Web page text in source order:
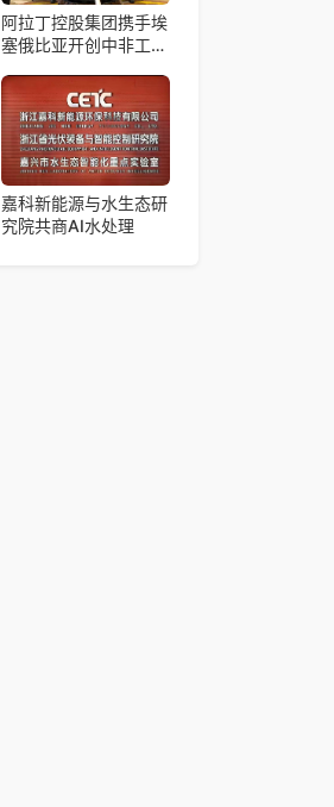
阿拉丁控股集团携手埃
塞俄比亚开创中非工业
嘉科新能源与水生态研
究院共商AI水处理